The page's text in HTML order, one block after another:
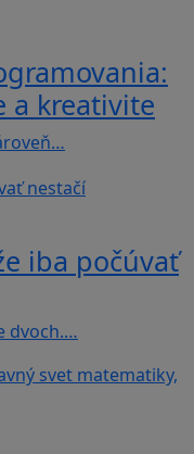
a kreativite
iba počúvať
dvoch.…